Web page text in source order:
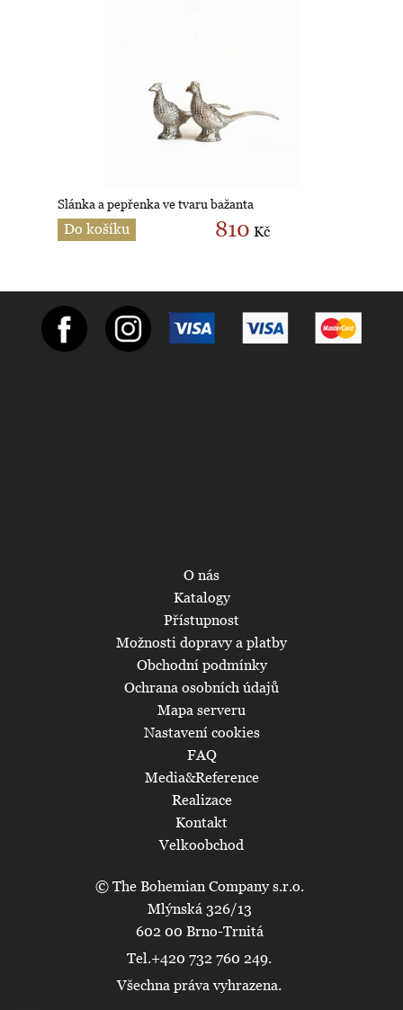
Slánka a pepřenka ve tvaru bažanta
Do košíku 810 Kč
© The Bohemian Company s.r.o.
Mlýnská 326/13
602 00 Brno-Trnitá
Tel.+420 732 760 249.
Všechna práva vyhrazena.
O nás
Katalogy
Přístupnost
Možnosti dopravy a platby
Obchodní podmínky
Ochrana osobních údajů
Mapa serveru
Nastavení cookies
FAQ
Media&Reference
Realizace
Kontakt
Velkoobchod